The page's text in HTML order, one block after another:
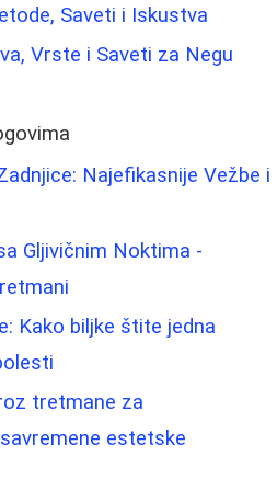
Saveti i Iskustva
Vrste i Saveti za Negu
Najefikasnije Vežbe i
Gljivičnim Noktima -
Kako biljke štite jedna
tretmane za
estetske